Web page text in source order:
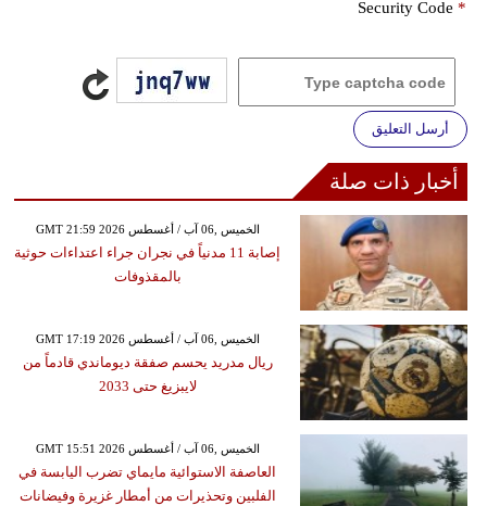
Security Code *
أرسل التعليق
أخبار ذات صلة
GMT 21:59 2026 الخميس ,06 آب / أغسطس
إصابة 11 مدنياً في نجران جراء اعتداءات حوثية
بالمقذوفات
GMT 17:19 2026 الخميس ,06 آب / أغسطس
ريال مدريد يحسم صفقة ديوماندي قادماً من
لايبزيغ حتى 2033
GMT 15:51 2026 الخميس ,06 آب / أغسطس
العاصفة الاستوائية مايماي تضرب اليابسة في
الفلبين وتحذيرات من أمطار غزيرة وفيضانات